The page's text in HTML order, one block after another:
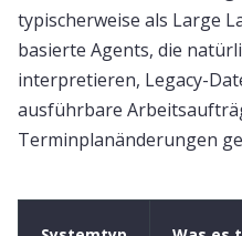
typischerweise als Large
basierte Agents, die
interpretieren, Legacy-
ausführbare
Terminplanänderungen